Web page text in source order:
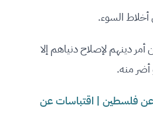
أخلاط السوء.
دينهم لإصلاح دنياهم إلا
أضر منه.
عن فلسطين | اقتباسات عن